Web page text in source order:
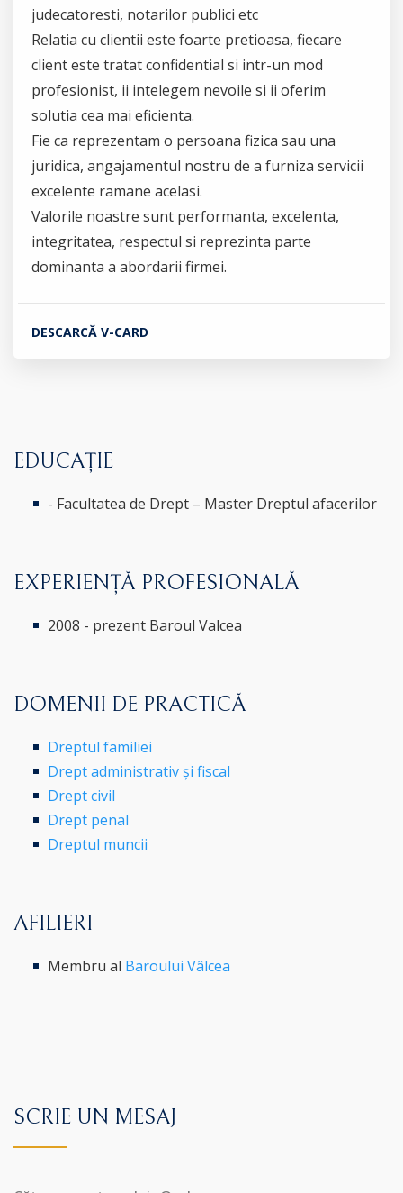
judecatoresti, notarilor publici etc
Relatia cu clientii este foarte pretioasa, fiecare
client este tratat confidential si intr-un mod
profesionist, ii intelegem nevoile si ii oferim
solutia cea mai eficienta.
Fie ca reprezentam o persoana fizica sau una
juridica, angajamentul nostru de a furniza servicii
excelente ramane acelasi.
Valorile noastre sunt performanta, excelenta,
integritatea, respectul si reprezinta parte
dominanta a abordarii firmei.
DESCARCĂ V-CARD
EDUCAȚIE
- Facultatea de Drept – Master Dreptul afacerilor
EXPERIENȚĂ PROFESIONALĂ
2008 - prezent Baroul Valcea
DOMENII DE PRACTICĂ
Dreptul familiei
Drept administrativ și fiscal
Drept civil
Drept penal
Dreptul muncii
AFILIERI
Membru al Baroului Vâlcea
SCRIE UN MESAJ